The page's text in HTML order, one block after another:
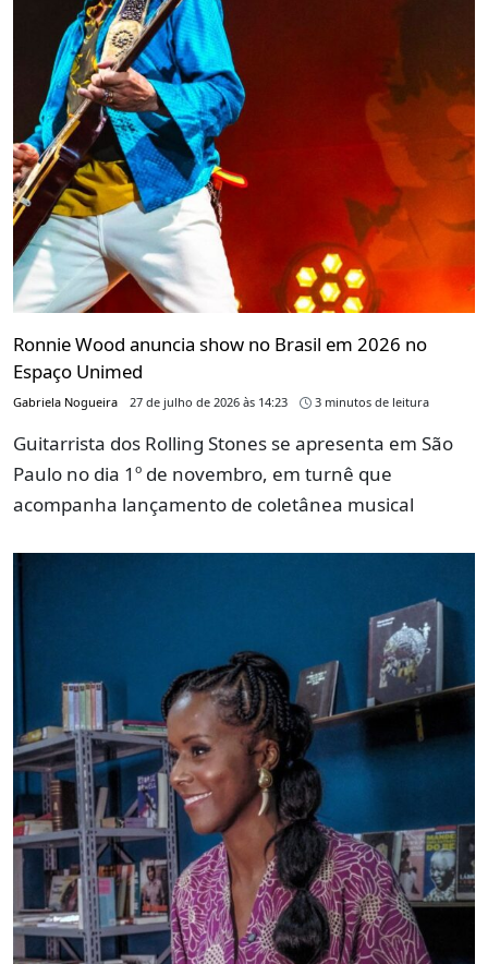
Ronnie Wood anuncia show no Brasil em 2026 no
Espaço Unimed
Gabriela Nogueira 27 de julho de 2026 às 14:23 3 minutos de leitura
Guitarrista dos Rolling Stones se apresenta em São
Paulo no dia 1º de novembro, em turnê que
acompanha lançamento de coletânea musical